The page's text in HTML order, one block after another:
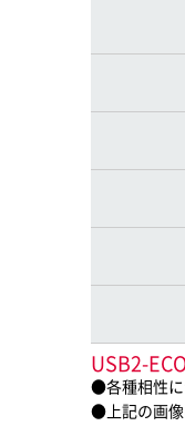
USB2-
●各種相性に
●上記の画像